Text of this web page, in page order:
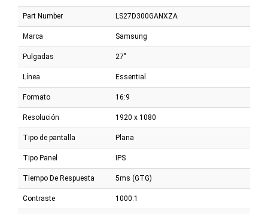
Part Number LS27D300GANXZA
Marca Samsung
Pulgadas 27"
Línea Essential
Formato 16:9
Resolución 1920 x 1080
Tipo de pantalla Plana
Tipo Panel IPS
Tiempo De Respuesta 5ms (GTG)
Contraste 1000:1